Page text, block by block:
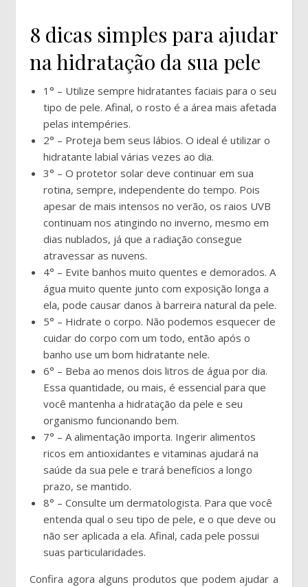
8 dicas simples para ajudar
na hidratação da sua pele
1° – Utilize sempre hidratantes faciais para o seu
tipo de pele. Afinal, o rosto é a área mais afetada
pelas intempéries.
2° – Proteja bem seus lábios. O ideal é utilizar o
hidratante labial várias vezes ao dia.
3° – O protetor solar deve continuar em sua
rotina, sempre, independente do tempo. Pois
apesar de mais intensos no verão, os raios UVB
continuam nos atingindo no inverno, mesmo em
dias nublados, já que a radiação consegue
atravessar as nuvens.
4° – Evite banhos muito quentes e demorados. A
água muito quente junto com exposição longa a
ela, pode causar danos à barreira natural da pele.
5° – Hidrate o corpo. Não podemos esquecer de
cuidar do corpo com um todo, então após o
banho use um bom hidratante nele.
6° – Beba ao menos dois litros de água por dia.
Essa quantidade, ou mais, é essencial para que
você mantenha a hidratação da pele e seu
organismo funcionando bem.
7° – A alimentação importa. Ingerir alimentos
ricos em antioxidantes e vitaminas ajudará na
saúde da sua pele e trará benefícios a longo
prazo, se mantido.
8° – Consulte um dermatologista. Para que você
entenda qual o seu tipo de pele, e o que deve ou
não ser aplicada a ela. Afinal, cada pele possui
suas particularidades.
Confira agora alguns produtos que podem ajudar a